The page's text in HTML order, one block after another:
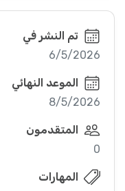
تم النشر في
6/5/2026
الموعد النهائي
8/5/2026
المتقدمون
0
المهارات